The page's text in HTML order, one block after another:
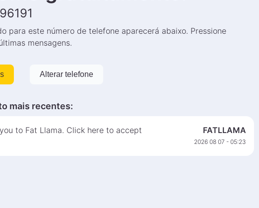
para este número de telefone aparecerá abaixo. Pressione
mensagens.
Alterar telefone
mais recentes:
to Fat Llama. Click here to accept
FATLLAMA
2026 08 07 - 05:23